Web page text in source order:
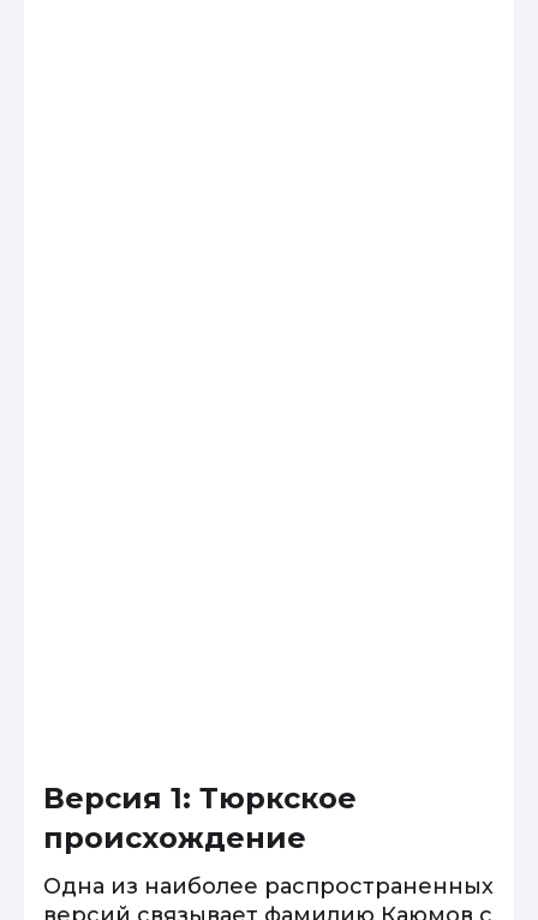
Версия 1: Тюркское
происхождение
Одна из наиболее распространенных